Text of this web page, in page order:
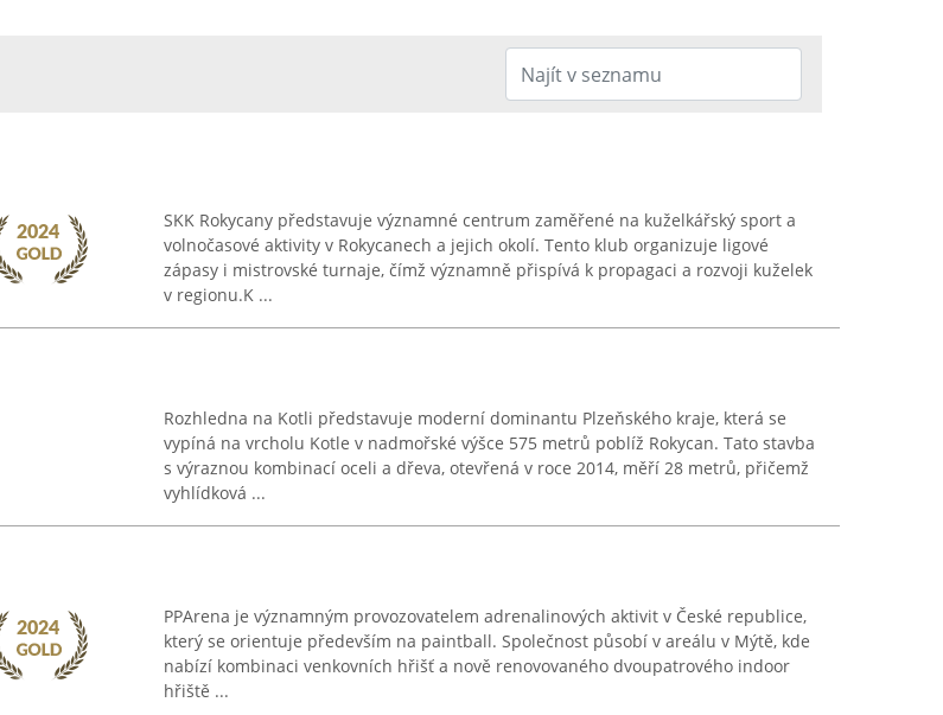
SKK Rokycany představuje významné centrum zaměřené na kuželkářský sport a
volnočasové aktivity v Rokycanech a jejich okolí. Tento klub organizuje ligové
zápasy i mistrovské turnaje, čímž významně přispívá k propagaci a rozvoji kuželek
v regionu.K ...
Rozhledna na Kotli představuje moderní dominantu Plzeňského kraje, která se
vypíná na vrcholu Kotle v nadmořské výšce 575 metrů poblíž Rokycan. Tato stavba
s výraznou kombinací oceli a dřeva, otevřená v roce 2014, měří 28 metrů, přičemž
vyhlídková ...
PPArena je významným provozovatelem adrenalinových aktivit v České republice,
který se orientuje především na paintball. Společnost působí v areálu v Mýtě, kde
nabízí kombinaci venkovních hřišť a nově renovovaného dvoupatrového indoor
hřiště ...